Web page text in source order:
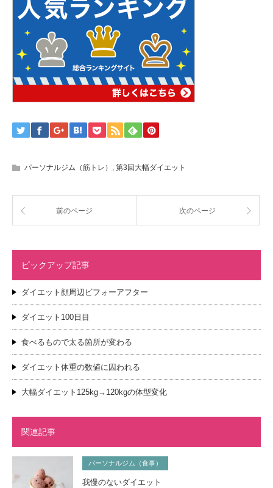
パーソナルジム（筋トレ） , 第3回大幅ダイエット
前のページ 次のページ
ピックアップ記事
ダイエット顔周辺ビフォーアフター
ダイエット100日目
食べるもので太る箇所が変わる
ダイエット体重の数値に囚われる
大幅ダイエット125kg→120kgの体型変化
関連記事
パーソナルジム（食事）
我慢のないダイエット